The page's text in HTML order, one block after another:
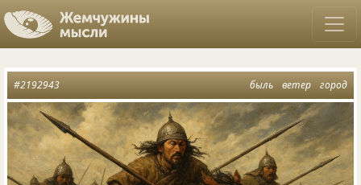
быль ветер город
#2192943